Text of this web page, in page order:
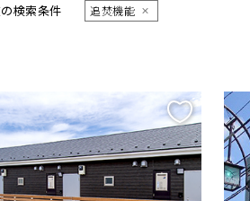
検索条件 追焚機能